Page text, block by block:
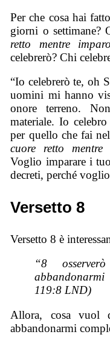
Per che cosa hai
giorni o settimane?
retto mentre
celebrerò? Chi
“Io celebrerò te, oh
uomini mi hanno
onore terreno.
materiale. Io
per quello che fai
cuore retto
Voglio imparare i
decreti, perché
Versetto 8
Versetto 8 è
“8
119:8 LND)
Allora, cosa vuol
abbandonarmi